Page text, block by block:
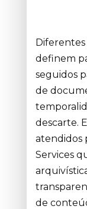
Diferentes
definem
seguidos
de
descarte.
atendidos
Services
de